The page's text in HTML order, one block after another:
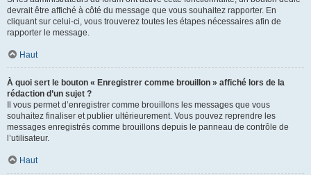
devrait être affiché à côté du message que vous souhaitez rapporter. En
cliquant sur celui-ci, vous trouverez toutes les étapes nécessaires afin de
rapporter le message.
Haut
À quoi sert le bouton « Enregistrer comme brouillon » affiché lors de la
rédaction d’un sujet ?
Il vous permet d’enregistrer comme brouillons les messages que vous
souhaitez finaliser et publier ultérieurement. Vous pouvez reprendre les
messages enregistrés comme brouillons depuis le panneau de contrôle de
l’utilisateur.
Haut